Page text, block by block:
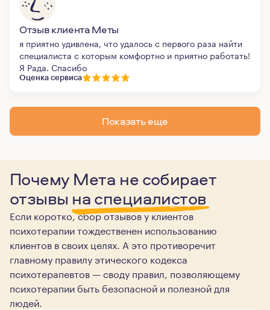
Отзыв клиента Меты
я приятно удивлена, что удалось с первого раза найти
специалиста с которым комфортно и приятно работать!
Я Рада. Спасибо
Оценка сервиса
Показать еще
Почему Мета не собирает
отзывы на специалистов
Если коротко, сбор отзывов у клиентов
психотерапии тождественен использованию
клиентов в своих целях. А это противоречит
главному правилу этического кодекса
психотерапевтов — своду правил, позволяющему
психотерапии быть безопасной и полезной для
людей.